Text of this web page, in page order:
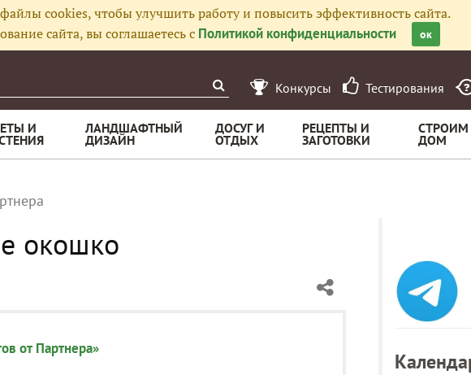
cookies, чтобы улучшить работу и повысить эффективность сайта.
сайта, вы соглашаетесь с Политикой конфиденциальности ок
Конкурсы Тестирования
И ЛАНДШАФТНЫЙ
ДИЗАЙН
ДОСУГ И
ОТДЫХ
РЕЦЕПТЫ И
ЗАГОТОВКИ
СТРОИМ
ДОМ
окошко
от Партнера»